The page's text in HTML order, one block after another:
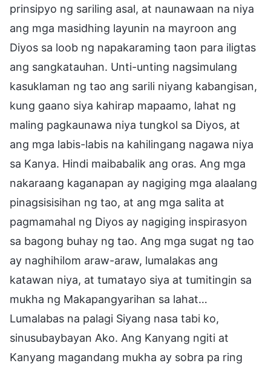
prinsipyo ng sariling asal, at naunawaan na niya
ang mga masidhing layunin na mayroon ang
Diyos sa loob ng napakaraming taon para iligtas
ang sangkatauhan. Unti-unting nagsimulang
kasuklaman ng tao ang sarili niyang kabangisan,
kung gaano siya kahirap mapaamo, lahat ng
maling pagkaunawa niya tungkol sa Diyos, at
ang mga labis-labis na kahilingang nagawa niya
sa Kanya. Hindi maibabalik ang oras. Ang mga
nakaraang kaganapan ay nagiging mga alaalang
pinagsisisihan ng tao, at ang mga salita at
pagmamahal ng Diyos ay nagiging inspirasyon
sa bagong buhay ng tao. Ang mga sugat ng tao
ay naghihilom araw-araw, lumalakas ang
katawan niya, at tumatayo siya at tumitingin sa
mukha ng Makapangyarihan sa lahat…
Lumalabas na palagi Siyang nasa tabi ko,
sinusubaybayan Ako. Ang Kanyang ngiti at
Kanyang magandang mukha ay sobra pa ring